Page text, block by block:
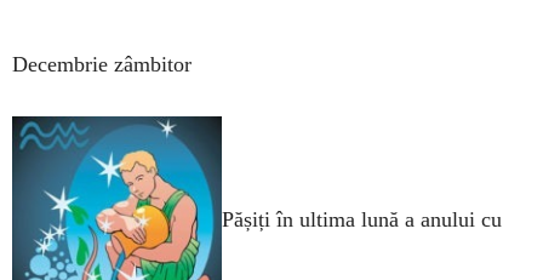
Decembrie zâmbitor
Pășiți în ultima lună a anului cu